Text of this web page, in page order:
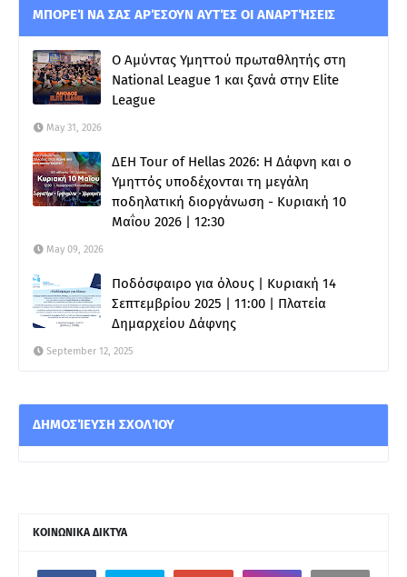
ΜΠΟΡΕΊ ΝΑ ΣΑΣ ΑΡΈΣΟΥΝ ΑΥΤΈΣ ΟΙ ΑΝΑΡΤΉΣΕΙΣ
Ο Αμύντας Υμηττού πρωταθλητής στη
National League 1 και ξανά στην Elite
League
May 31, 2026
ΔΕΗ Tour of Hellas 2026: Η Δάφνη και ο
Υμηττός υποδέχονται τη μεγάλη
ποδηλατική διοργάνωση - Κυριακή 10
Μαΐου 2026 | 12:30
May 09, 2026
Ποδόσφαιρο για όλους | Κυριακή 14
Σεπτεμβρίου 2025 | 11:00 | Πλατεία
Δημαρχείου Δάφνης
September 12, 2025
ΔΗΜΟΣΊΕΥΣΗ ΣΧΟΛΊΟΥ
ΚΟΙΝΩΝΙΚΑ ΔΙΚΤΥΑ